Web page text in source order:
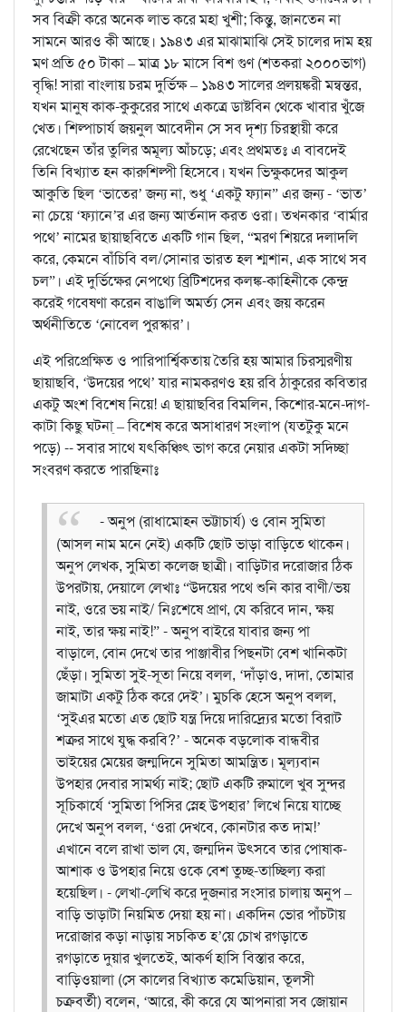
সব বিক্রী করে অনেক লাভ করে মহা খুশী; কিন্তু, জানতেন না
সামনে আরও কী আছে। ১৯৪৩ এর মাঝামাঝি সেই চালের দাম হয়
মণ প্রতি ৫০ টাকা – মাত্র ১৮ মাসে বিশ গুণ (শতকরা ২০০০ভাগ)
বৃদ্ধি! সারা বাংলায় চরম দুর্ভিক্ষ – ১৯৪৩ সালের প্রলয়ঙ্করী মন্বন্তর,
যখন মানুষ কাক-কুকুরের সাথে একত্রে ডাষ্টবিন থেকে খাবার খুঁজে
খেত। শিল্পাচার্য জয়নুল আবেদীন সে সব দৃশ্য চিরস্থায়ী করে
রেখেছেন তাঁর তুলির অমূল্য আঁচড়ে; এবং প্রথমতঃ এ বাবদেই
তিনি বিখ্যাত হন কারুশিল্পী হিসেবে। যখন ভিক্ষুকদের আকুল
আকুতি ছিল ‘ভাতের’ জন্য না, শুধু ‘একটু ফ্যান” এর জন্য - ‘ভাত’
না চেয়ে ‘ফ্যানে’র এর জন্য আর্তনাদ করত ওরা। তখনকার ‘বার্মার
পথে’ নামের ছায়াছবিতে একটি গান ছিল, “মরণ শিয়রে দলাদলি
করে, কেমনে বাঁচিবি বল/সোনার ভারত হল শ্মশান, এক সাথে সব
চল”। এই দুর্ভিক্ষের নেপথ্যে ব্রিটিশদের কলঙ্ক-কাহিনীকে কেন্দ্র
করেই গবেষণা করেন বাঙালি অমর্ত্য সেন এবং জয় করেন
অর্থনীতিতে ‘নোবেল পুরস্কার’।
এই পরিপ্রেক্ষিত ও পারিপার্শ্বিকতায় তৈরি হয় আমার চিরস্মরণীয়
ছায়াছবি, ‘উদয়ের পথে’ যার নামকরণও হয় রবি ঠাকুরের কবিতার
একটু অংশ বিশেষ নিয়ে! এ ছায়াছবির বিমলিন, কিশোর-মনে-দাগ-
কাটা কিছু ঘটনা্ – বিশেষ করে অসাধারণ সংলাপ (যতটুকু মনে
পড়ে) -- সবার সাথে যৎকিঞ্চিৎ ভাগ করে নেয়ার একটা সদিচ্ছা
সংবরণ করতে পারছিনাঃ
- অনুপ (রাধামোহন ভট্টাচার্য) ও বোন সুমিতা
(আসল নাম মনে নেই) একটি ছোট ভাড়া বাড়িতে থাকেন।
অনুপ লেখক, সুমিতা কলেজ ছাত্রী। বাড়িটার দরোজার ঠিক
উপরটায়, দেয়ালে লেখাঃ “উদয়ের পথে শুনি কার বাণী/ভয়
নাই, ওরে ভয় নাই/ নিঃশেষে প্রাণ, যে করিবে দান, ক্ষয়
নাই, তার ক্ষয় নাই!”- অনুপ বাইরে যাবার জন্য পা
বাড়ালে, বোন দেখে তার পাঞ্জাবীর পিছনটা বেশ খানিকটা
ছেঁড়া। সুমিতা সুই-সূতা নিয়ে বলল, ‘দাঁড়াও, দাদা, তোমার
জামাটা একটু ঠিক করে দেই’। মুচকি হেসে অনুপ বলল,
‘সুইএর মতো এত ছোট যন্ত্র দিয়ে দারিদ্র্যের মতো বিরাট
শত্রুর সাথে যুদ্ধ করবি?’ - অনেক বড়লোক বান্ধবীর
ভাইয়ের মেয়ের জন্মদিনে সুমিতা আমন্ত্রিত। মূল্যবান
উপহার দেবার সামর্থ্য নাই; ছোট একটি রুমালে খুব সুন্দর
সূচিকার্যে ‘সুমিতা পিসির স্নেহ উপহার’ লিখে নিয়ে যাচ্ছে
দেখে অনুপ বলল, ‘ওরা দেখবে, কোনটার কত দাম!’
এখানে বলে রাখা ভাল যে, জন্মদিন উৎসবে তার পোষাক-
আশাক ও উপহার নিয়ে ওকে বেশ তুচ্ছ-তাচ্ছিল্য করা
হয়েছিল। - লেখা-লেখি করে দুজনার সংসার চালায় অনুপ –
বাড়ি ভাড়াটা নিয়মিত দেয়া হয় না। একদিন ভোর পাঁচটায়
দরোজার কড়া নাড়ায় সচকিত হ’য়ে চোখ রগড়াতে
রগড়াতে দুয়ার খুলতেই, আকর্ণ হাসি বিস্তার করে,
বাড়িওয়ালা (সে কালের বিখ্যাত কমেডিয়ান, তূলসী
চক্রবর্তী) বলেন, ‘আরে, কী করে যে আপনারা সব জোয়ান